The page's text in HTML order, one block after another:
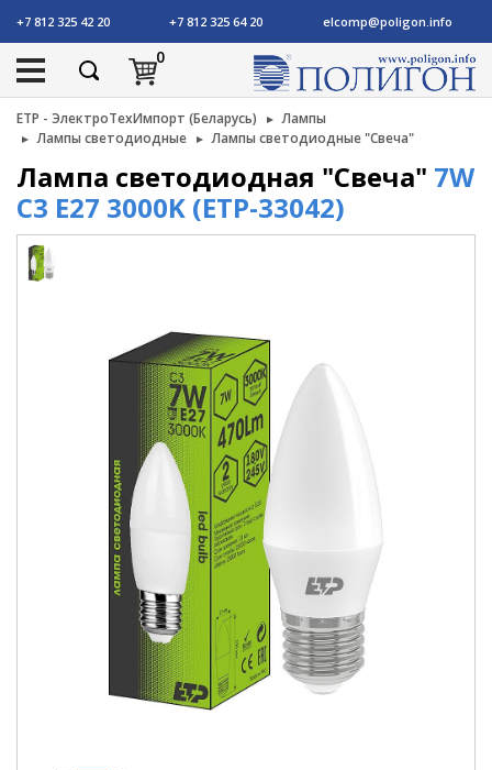
+7 812 325 42 20 +7 812 325 64 20 elcomp@poligon.info
0
ETP - ЭлектроТехИмпорт (Беларусь)
Лампы
Лампы светодиодные
Лампы светодиодные "Свеча"
Лампа светодиодная "Свеча" 7W
C3 E27 3000K (ETP-33042)